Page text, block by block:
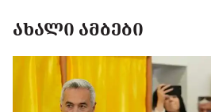
ᲐᲮᲐᲚᲘ ᲐᲛᲑᲔᲑᲘ